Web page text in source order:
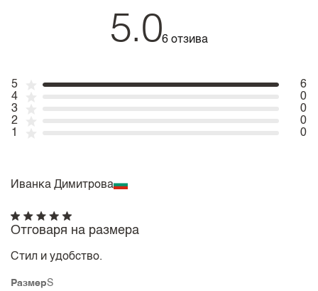
5.06 отзива
5
6
4
0
3
0
2
0
1
0
Иванка Димитрова
РазмерS
Отговаря на размера
Стил и удобство.